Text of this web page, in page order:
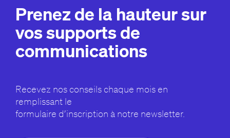
Prenez de la hauteur sur
vos supports de
communications
Recevez nos conseils chaque mois en
remplissant le
formulaire d’inscription à notre newsletter.